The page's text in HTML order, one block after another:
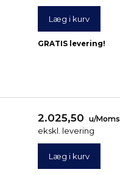
Læg i kurv
GRATIS levering!
2.025,50 u/Moms
ekskl. levering
Læg i kurv